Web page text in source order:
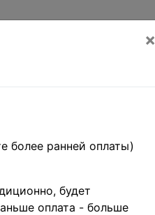
×
более ранней оплаты)
будет
оплата - больше